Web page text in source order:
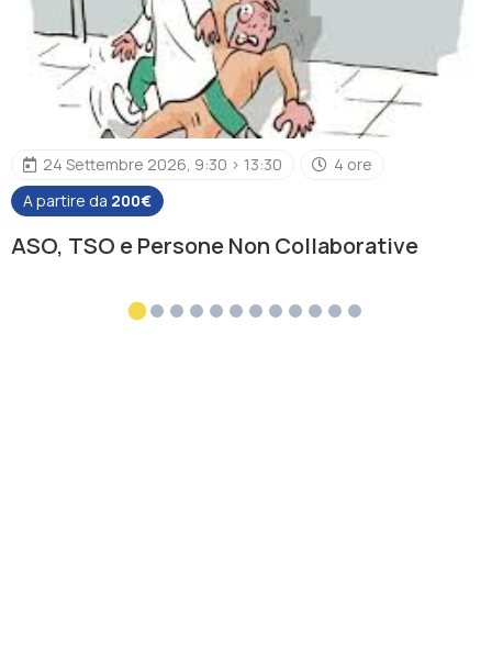
24 Settembre 2026, 9:30 > 13:30
4 ore
A partire da 200€
ASO, TSO e Persone Non Collaborative